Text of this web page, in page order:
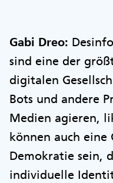
Gabi Dreo:
sind eine der
digitalen
Bots und andere
Medien agieren,
können auch
Demokratie sein,
individuelle